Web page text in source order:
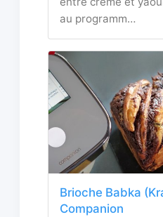
au programm…
Brioche Babka
Companion